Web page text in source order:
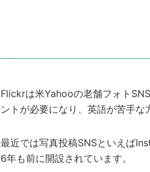
Flickrは米Yahooの老舗フォト
ントが必要になり、英語が苦手な
最近では写真投稿SNSといえば
6年も前に開設されています。